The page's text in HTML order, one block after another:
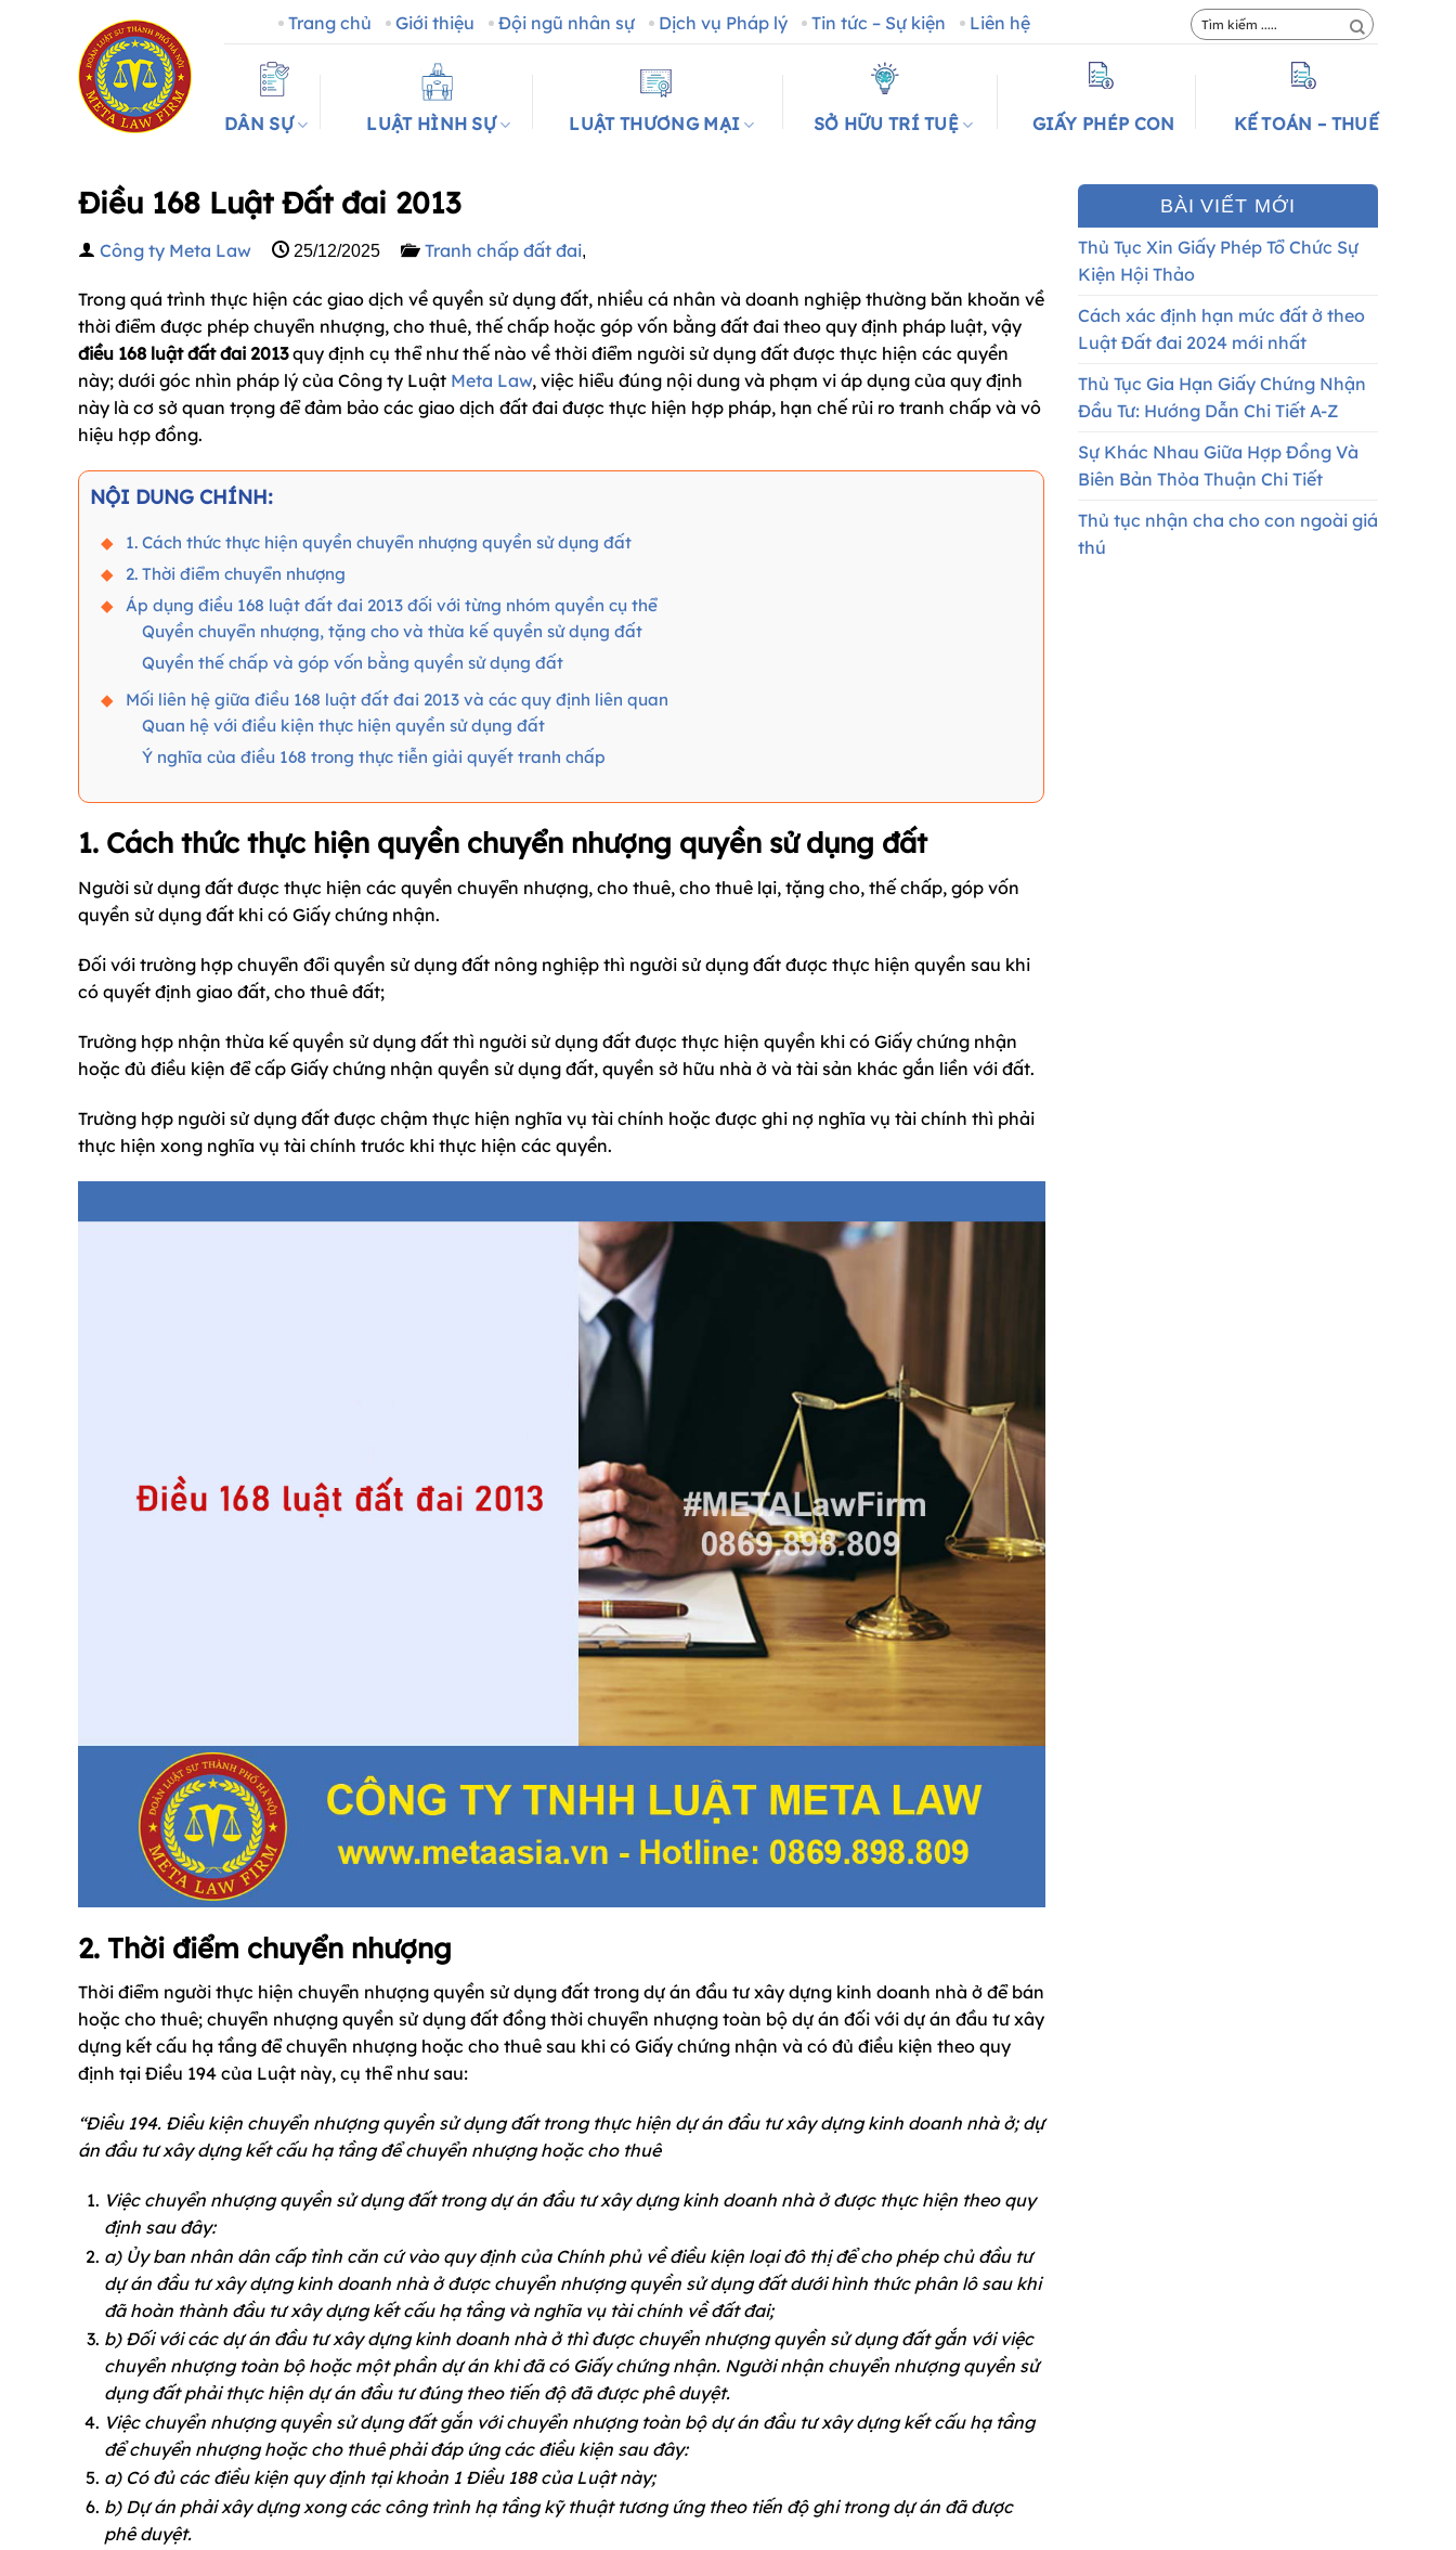
Trang chủ Giới thiệu Đội ngũ nhân sự Dịch vụ Pháp lý Tin tức – Sự kiện Liên hệ
DÂN SỰ LUẬT HÌNH SỰ LUẬT THƯƠNG MẠI SỞ HỮU TRÍ TUỆ GIẤY PHÉP CON KẾ TOÁN – THUẾ
Điều 168 Luật Đất đai 2013
Công ty Meta Law 25/12/2025 Tranh chấp đất đai,
Trong quá trình thực hiện các giao dịch về quyền sử dụng đất, nhiều cá nhân và doanh nghiệp thường băn khoăn về
thời điểm được phép chuyển nhượng, cho thuê, thế chấp hoặc góp vốn bằng đất đai theo quy định pháp luật, vậy
điều 168 luật đất đai 2013quy định cụ thể như thế nào về thời điểm người sử dụng đất được thực hiện các quyền
này; dưới góc nhìn pháp lý của Công ty Luật Meta Law, việc hiểu đúng nội dung và phạm vi áp dụng của quy định
này là cơ sở quan trọng để đảm bảo các giao dịch đất đai được thực hiện hợp pháp, hạn chế rủi ro tranh chấp và vô
hiệu hợp đồng.
NỘI DUNG CHÍNH:
1. Cách thức thực hiện quyền chuyển nhượng quyền sử dụng đất
2. Thời điểm chuyển nhượng
Áp dụng điều 168 luật đất đai 2013 đối với từng nhóm quyền cụ thể
Quyền chuyển nhượng, tặng cho và thừa kế quyền sử dụng đất
Quyền thế chấp và góp vốn bằng quyền sử dụng đất
Mối liên hệ giữa điều 168 luật đất đai 2013 và các quy định liên quan
Quan hệ với điều kiện thực hiện quyền sử dụng đất
Ý nghĩa của điều 168 trong thực tiễn giải quyết tranh chấp
1. Cách thức thực hiện quyền chuyển nhượng quyền sử dụng đất
Người sử dụng đất được thực hiện các quyền chuyển nhượng, cho thuê, cho thuê lại, tặng cho, thế chấp, góp vốn
quyền sử dụng đất khi có Giấy chứng nhận.
Đối với trường hợp chuyển đổi quyền sử dụng đất nông nghiệp thì người sử dụng đất được thực hiện quyền sau khi
có quyết định giao đất, cho thuê đất;
Trường hợp nhận thừa kế quyền sử dụng đất thì người sử dụng đất được thực hiện quyền khi có Giấy chứng nhận
hoặc đủ điều kiện để cấp Giấy chứng nhận quyền sử dụng đất, quyền sở hữu nhà ở và tài sản khác gắn liền với đất.
Trường hợp người sử dụng đất được chậm thực hiện nghĩa vụ tài chính hoặc được ghi nợ nghĩa vụ tài chính thì phải
thực hiện xong nghĩa vụ tài chính trước khi thực hiện các quyền.
2. Thời điểm chuyển nhượng
Thời điểm người thực hiện chuyển nhượng quyền sử dụng đất trong dự án đầu tư xây dựng kinh doanh nhà ở để bán
hoặc cho thuê; chuyển nhượng quyền sử dụng đất đồng thời chuyển nhượng toàn bộ dự án đối với dự án đầu tư xây
dựng kết cấu hạ tầng để chuyển nhượng hoặc cho thuê sau khi có Giấy chứng nhận và có đủ điều kiện theo quy
định tại Điều 194 của Luật này, cụ thể như sau:
“Điều 194. Điều kiện chuyển nhượng quyền sử dụng đất trong thực hiện dự án đầu tư xây dựng kinh doanh nhà ở; dự
án đầu tư xây dựng kết cấu hạ tầng để chuyển nhượng hoặc cho thuê
Việc chuyển nhượng quyền sử dụng đất trong dự án đầu tư xây dựng kinh doanh nhà ở được thực hiện theo quy
định sau đây:
a) Ủy ban nhân dân cấp tỉnh căn cứ vào quy định của Chính phủ về điều kiện loại đô thị để cho phép chủ đầu tư
dự án đầu tư xây dựng kinh doanh nhà ở được chuyển nhượng quyền sử dụng đất dưới hình thức phân lô sau khi
đã hoàn thành đầu tư xây dựng kết cấu hạ tầng và nghĩa vụ tài chính về đất đai;
b) Đối với các dự án đầu tư xây dựng kinh doanh nhà ở thì được chuyển nhượng quyền sử dụng đất gắn với việc
chuyển nhượng toàn bộ hoặc một phần dự án khi đã có Giấy chứng nhận. Người nhận chuyển nhượng quyền sử
dụng đất phải thực hiện dự án đầu tư đúng theo tiến độ đã được phê duyệt.
Việc chuyển nhượng quyền sử dụng đất gắn với chuyển nhượng toàn bộ dự án đầu tư xây dựng kết cấu hạ tầng
để chuyển nhượng hoặc cho thuê phải đáp ứng các điều kiện sau đây:
a) Có đủ các điều kiện quy định tại khoản 1 Điều 188 của Luật này;
b) Dự án phải xây dựng xong các công trình hạ tầng kỹ thuật tương ứng theo tiến độ ghi trong dự án đã được
phê duyệt.
BÀI VIẾT MỚI
Thủ Tục Xin Giấy Phép Tổ Chức Sự
Kiện Hội Thảo
Cách xác định hạn mức đất ở theo
Luật Đất đai 2024 mới nhất
Thủ Tục Gia Hạn Giấy Chứng Nhận
Đầu Tư: Hướng Dẫn Chi Tiết A-Z
Sự Khác Nhau Giữa Hợp Đồng Và
Biên Bản Thỏa Thuận Chi Tiết
Thủ tục nhận cha cho con ngoài giá
thú